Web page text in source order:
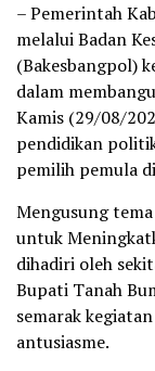
– Pemerintah
melalui Badan
(Bakesbangpol)
dalam
Kamis (29/08/
pendidikan
pemilih pemula
Mengusung
untuk
dihadiri oleh
Bupati Tanah
semarak
antusiasme.